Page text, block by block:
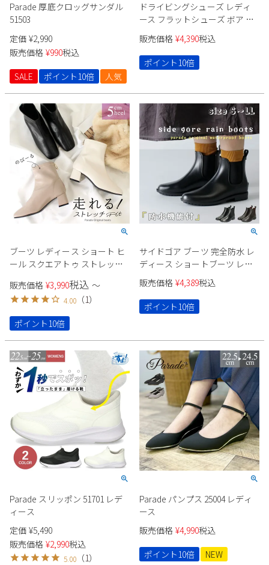
Parade 厚底クロッグサンダル
51503
定価 ¥2,990
販売価格 ¥990税込
SALE
ポイント10倍 人気
ドライビングシューズ レディ
ース フラットシューズ ボア 抗
菌 防臭 軽量 靴 運転用 防滑 モ
カシン おしゃれ 秋冬 Parade
18810
販売価格 ¥4,390税込
ポイント10倍
ブーツ レディース ショート ヒ
ール スクエアトゥ ストレッチ
ック ストレッチブーツ Parade
5cmヒール 美脚 足長効果 太め
ヒール
販売価格 ¥3,990税込 〜
4.00 （1）
ポイント10倍
サイドゴア ブーツ 完全防水 レ
ディース ショートブーツ レイ
ンブーツ 防滑 カジュアル 定番
ローヒール Parade 96002 ブラ
ック ダークブラウン
販売価格 ¥4,389税込
ポイント10倍
Parade スリッポン 51701 レデ
ィース
定価 ¥5,490
販売価格 ¥2,990税込
5.00 （1）
Parade パンプス 25004 レディ
ース
販売価格 ¥4,990税込
ポイント10倍
NEW